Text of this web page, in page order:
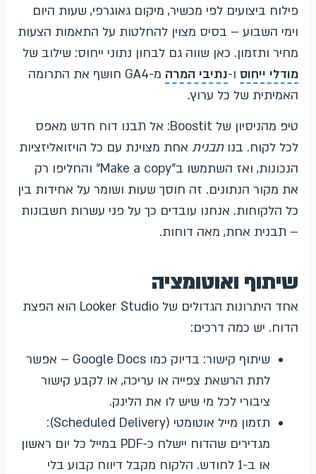
פילוח ביצועים לפי מכשיר, מיקום גאוגרפי, שעות היום
וימי השבוע – בסיס מצוין להחלטות על התאמות הצעות
מחיר ותזמון. כאן שווה גם לבחון נתוני ייחוס: שילוב של
מודלי ייחוס ו-נתיבי המרה
מ-GA4 חושף את התרומה
האמיתית של כל ערוץ.
טיפ מהניסיון של Boostit: אל תבנו דוח חדש מאפס
לכל לקוח. בנותבנית אחת מצוינת עם כל הויזואליזציות
הנכונות, ואז השתמשו ב"Make a copy" והחליפו רק
את מקור הנתונים. זה חוסך שעות ושומר על אחידות בין
כל הלקוחות. אנחנו עובדים כך על פני עשרות חשבונות
– תבנית אחת, מאה דוחות.
שיתוף ואוטומציה
אחד היתרונות הגדולים של Looker Studio הוא הפצת
הדוח. יש כמה דרכים:
שיתוף קישור: בדיוק כמו Google Docs – אפשר
לתת הרשאת צפייה או עריכה, או לקבע קישור
ציבורי לכל מי שיש לו את הלינק.
תזמון מייל אוטומטי (Scheduled Delivery):
מגדירים שהדוח יישלח כ-PDF במייל כל יום ראשון
או ב-1 לחודש. הלקוח מקבל דיווח קבוע בלי